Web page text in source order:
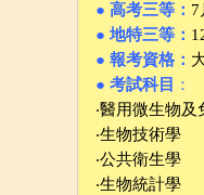
● 高考三等： 7
● 地特三等：
● 報考資格：
● 考試科目
：
‧醫用微生物及
‧生物技術學
‧公共衛生學
‧生物統計學